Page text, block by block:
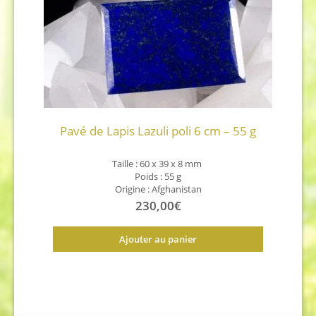
Pavé de Lapis Lazuli poli 6 cm – 55 g
Taille : 60 x 39 x 8 mm
Poids : 55 g
Origine : Afghanistan
230,00€
Ajouter au panier